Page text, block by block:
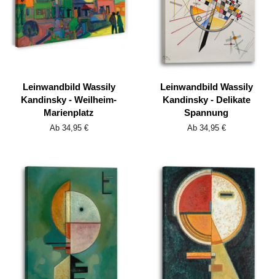
Leinwandbild Wassily
Kandinsky - Weilheim-
Marienplatz
Ab 34,95 €
Leinwandbild Wassily
Kandinsky - Delikate
Spannung
Ab 34,95 €